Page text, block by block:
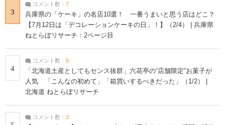
3
コメント数： 7
兵庫県の「ケーキ」の名店10選！ 一番うまいと思う店はどこ？
【7月12日は「デコレーションケーキの日」！】（2/4） | 兵庫県
ねとらぼリサーチ：2ページ目
4
コメント数： 5
「北海道土産としてもセンス抜群」六花亭の“店舗限定”お菓子が
人気 「こんなの初めて」「箱買いするべきだった」（1/2） |
北海道 ねとらぼリサーチ
コメント数： 3